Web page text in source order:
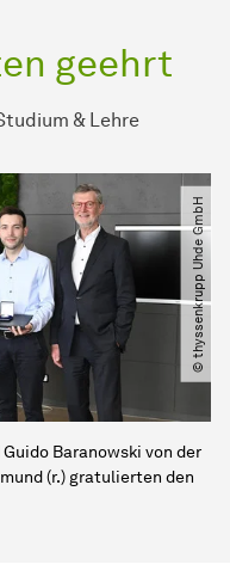
geehrt
& Lehre
© thyssenkrupp Uhde GmbH
Baranowski von der
(r.) gratulierten den